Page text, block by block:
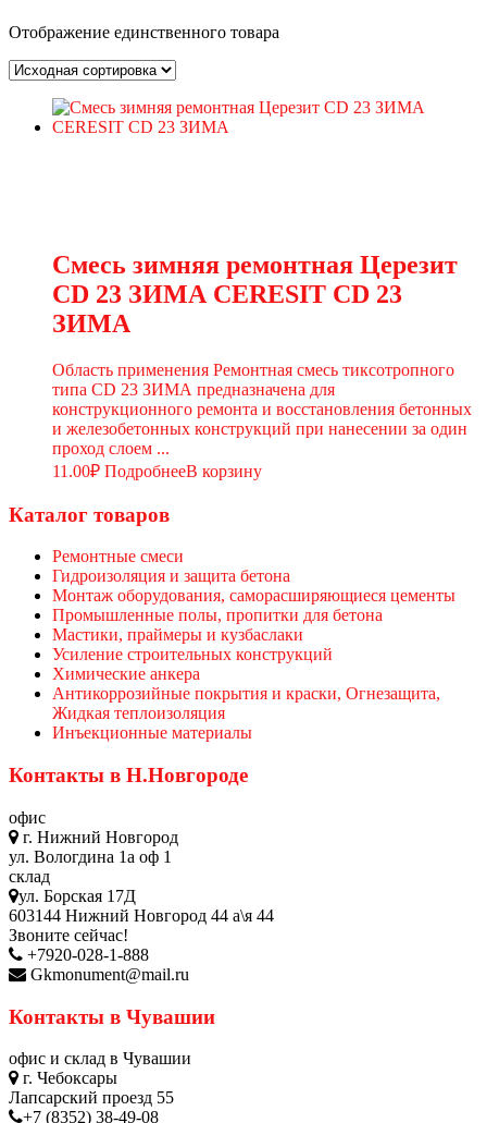
Отображение единственного товара
Смесь зимняя ремонтная Церезит
CD 23 ЗИМА CERESIT CD 23
ЗИМА
Область применения Ремонтная смесь тиксотропного
типа CD 23 ЗИМА предназначена для
конструкционного ремонта и восстановления бетонных
и железобетонных конструкций при нанесении за один
проход слоем ...
11.00₽ ПодробнееВ корзину
Каталог товаров
Ремонтные смеси
Гидроизоляция и защита бетона
Монтаж оборудования, саморасширяющиеся цементы
Промышленные полы, пропитки для бетона
Мастики, праймеры и кузбаслаки
Усиление строительных конструкций
Химические анкера
Антикоррозийные покрытия и краски, Огнезащита,
Жидкая теплоизоляция
Инъекционные материалы
Контакты в Н.Новгороде
офис
г. Нижний Новгород
ул. Вологдина 1а оф 1
склад
ул. Борская 17Д
603144 Нижний Новгород 44 а\я 44
Звоните сейчас!
+7920-028-1-888
Gkmonument@mail.ru
Контакты в Чувашии
офис и склад в Чувашии
г. Чебоксары
Лапсарский проезд 55
+7 (8352) 38-49-08